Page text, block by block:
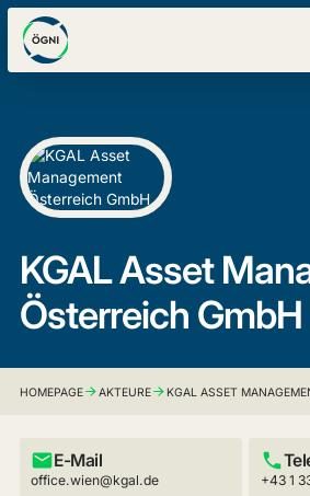
KGAL Asset
Österreich GmbH
HOMEPAGE AKTEURE KGAL ASSET
E-Mail
office.wien@kgal.de +43 1